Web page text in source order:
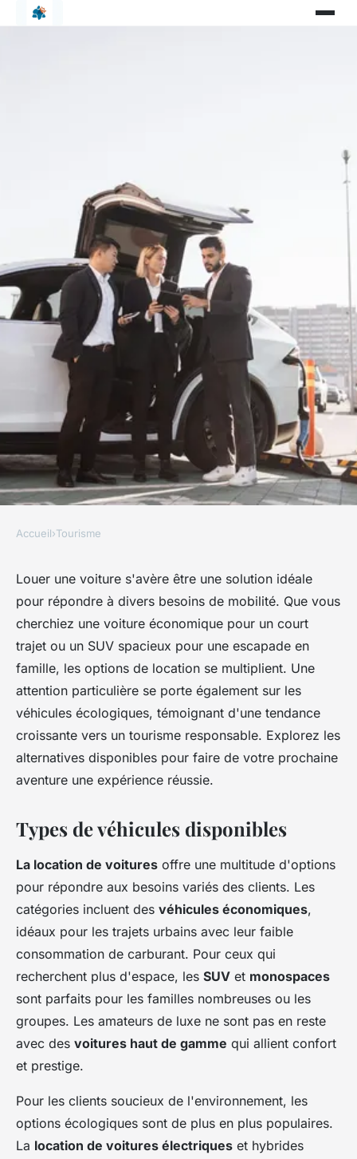
Location voiture : des options
variées pour tous vos besoins
Esteban• 19 octobre 2024•4 min de lecture
Accueil›Tourisme
Louer une voiture s'avère être une solution idéale
pour répondre à divers besoins de mobilité. Que vous
cherchiez une voiture économique pour un court
trajet ou un SUV spacieux pour une escapade en
famille, les options de location se multiplient. Une
attention particulière se porte également sur les
véhicules écologiques, témoignant d'une tendance
croissante vers un tourisme responsable. Explorez les
alternatives disponibles pour faire de votre prochaine
aventure une expérience réussie.
Types de véhicules disponibles
La location de voitures offre une multitude d'options
pour répondre aux besoins variés des clients. Les
catégories incluent des véhicules économiques,
idéaux pour les trajets urbains avec leur faible
consommation de carburant. Pour ceux qui
recherchent plus d'espace, les SUV et monospaces
sont parfaits pour les familles nombreuses ou les
groupes. Les amateurs de luxe ne sont pas en reste
avec des voitures haut de gamme qui allient confort
et prestige.
Pour les clients soucieux de l'environnement, les
options écologiques sont de plus en plus populaires.
La location de voitures électriques et hybrides